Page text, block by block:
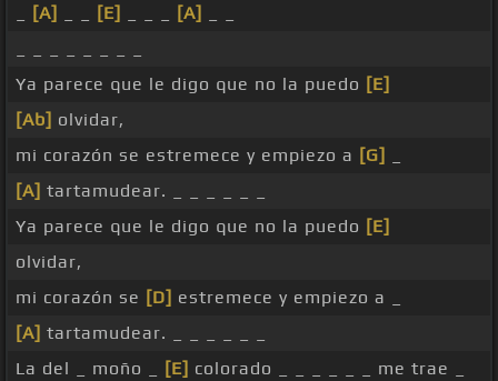
[A] [E] [A]
Ya parece que le digo que no la puedo [E]
[Ab] olvidar,
mi corazón se estremece y empiezo a [G]
[A] tartamudear. _ _ _ _ _ _
Ya parece que le digo que no la puedo [E]
olvidar,
mi corazón se [D] estremece y empiezo a _
[A] tartamudear. _ _ _ _ _ _
La del _ moño _
[E] colorado _ _ _ _ _ _ me trae _